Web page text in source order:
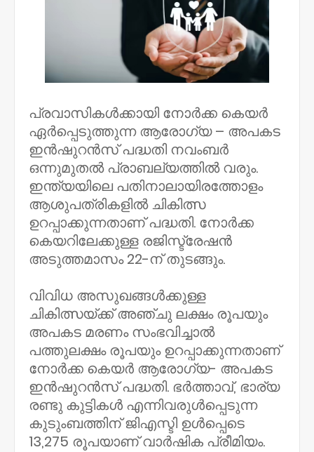
പ്രവാസികൾക്കായി നോർക്ക കെയർ
ഏർപ്പെടുത്തുന്ന ആരോഗ്യ – അപകട
ഇൻഷുറൻസ് പദ്ധതി നവംബർ
ഒന്നുമുതൽ പ്രാബല്യത്തിൽ വരും.
ഇന്ത്യയിലെ പതിനാലായിരത്തോളം
ആശുപത്രികളിൽ ചികിത്സ
ഉറപ്പാക്കുന്നതാണ് പദ്ധതി. നോർക്ക
കെയറിലേക്കുള്ള രജിസ്ട്രേഷൻ
അടുത്തമാസം 22-ന് തുടങ്ങും.
വിവിധ അസുഖങ്ങൾക്കുള്ള
ചികിത്സയ്ക്ക് അഞ്ചു ലക്ഷം രൂപയും
അപകട മരണം സംഭവിച്ചാൽ
പത്തുലക്ഷം രൂപയും ഉറപ്പാക്കുന്നതാണ്
നോർക്ക കെയർ ആരോഗ്യ- അപകട
ഇൻഷുറൻസ് പദ്ധതി. ഭർത്താവ്, ഭാര്യ
രണ്ടു കുട്ടികൾ എന്നിവരുൾപ്പെടുന്ന
കുടുംബത്തിന് ജിഎസ്ടി ഉൾപ്പെടെ
13,275 രൂപയാണ് വാർഷിക പ്രീമിയം.